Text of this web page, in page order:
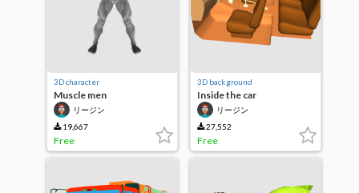
3D character
Muscle men
リージン
19,667
Free
3D background
Inside the car
リージン
27,552
Free